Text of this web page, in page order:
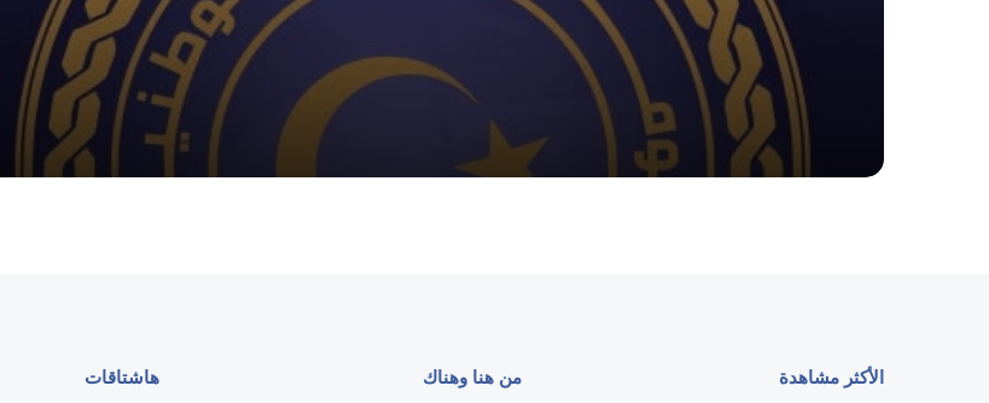
المنفي وبلقاسم حفتر يؤكدان على ضرورة
إقرار ميزانية موحدة لدعم مشاريع إعادة
خطوة لخفض التكاليف.. المصرف
الأكثر مشاهدة من هنا وهناك هاشتاقات